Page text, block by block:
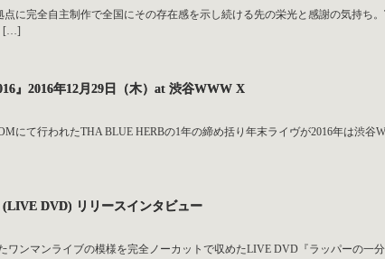
に完全自主制作で全国にその存在感を示し続ける先の栄光と感謝の気持ち
[…]
』2016年12月29日（木）at 渋谷WWW X
にて行われたTHA BLUE HERBの1年の締め括り年末ライヴが2016年は渋谷
DVD) リリースインタビュー
ワンマンライブの模様を完全ノーカットで収めたLIVE DVD『ラッパーの一